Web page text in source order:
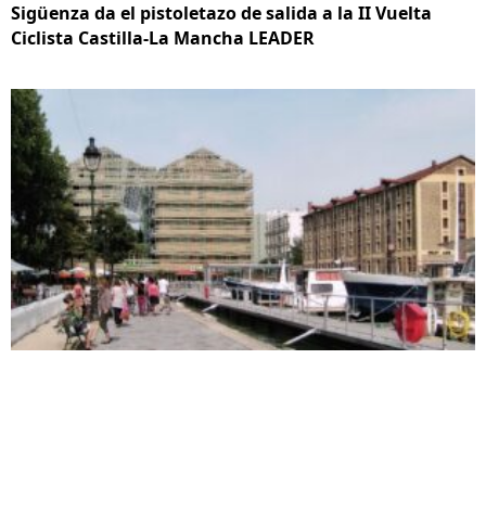
Sigüenza da el pistoletazo de salida a la II Vuelta
Ciclista Castilla-La Mancha LEADER